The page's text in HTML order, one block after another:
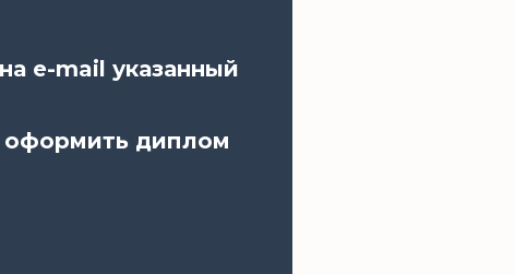
e-mail указанный
оформить диплом